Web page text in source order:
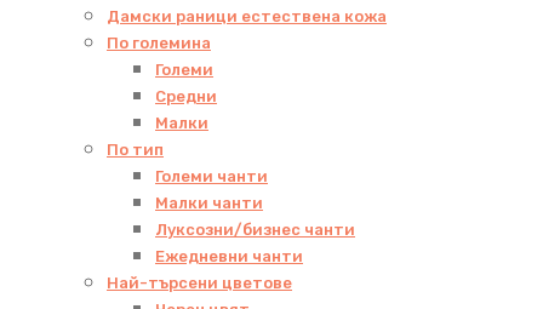
Дамски раници естествена кожа
По големина
Големи
Средни
Малки
По тип
Големи чанти
Малки чанти
Луксозни/бизнес чанти
Ежедневни чанти
Най-търсени цветове